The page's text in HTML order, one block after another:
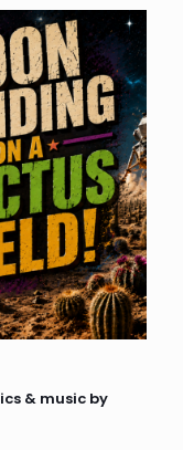
& music by